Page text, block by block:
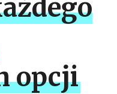
opcji